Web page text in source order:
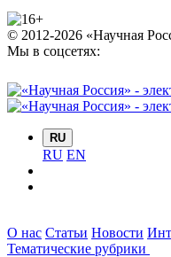
© 2012-2026 «Научная
Мы в соцсетях:
RU
RU EN
О нас Статьи Новости
Тематические рубрики